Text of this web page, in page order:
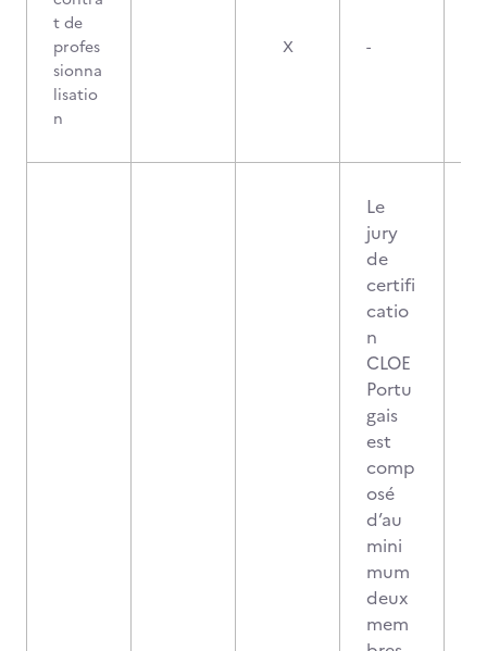
t de
profes
sionna
lisatio
n
X -
Le
jury
de
certifi
catio
n
CLOE
Portu
gais
est
comp
osé
d’au
mini
mum
deux
mem